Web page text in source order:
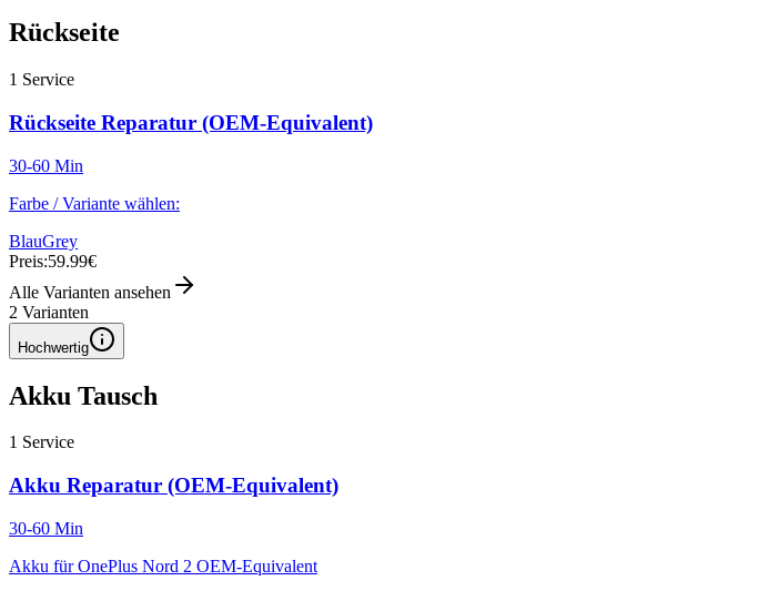
Rückseite
1 Service
Rückseite Reparatur (OEM-Equivalent)
30-60 Min
Farbe / Variante wählen:
BlauGrey
Preis:59.99€
Alle Varianten ansehen
2 Varianten
Hochwertig
Akku Tausch
1 Service
Akku Reparatur (OEM-Equivalent)
30-60 Min
Akku für OnePlus Nord 2 OEM-Equivalent